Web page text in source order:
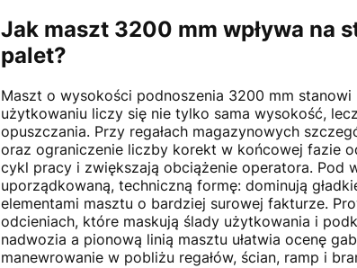
Jak maszt 3200 mm wpływa na
palet?
Maszt o wysokości podnoszenia 3200 mm
użytkowaniu liczy się nie tylko sama wysokość,
opuszczania. Przy regałach magazynowych
oraz ograniczenie liczby korekt w końcowej fazie
cykl pracy i zwiększają obciążenie operatora. Pod
uporządkowaną, techniczną formę: dominują
elementami masztu o bardziej surowej fakturze.
odcieniach, które maskują ślady użytkowania i
nadwozia a pionową linią masztu ułatwia ocenę
manewrowanie w pobliżu regałów, ścian, ramp i